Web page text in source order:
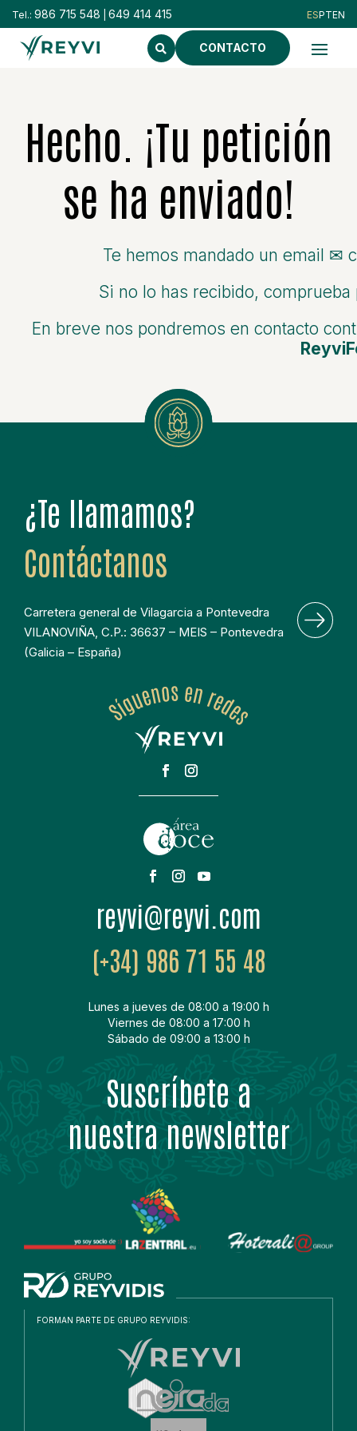
Tel.: 986 715 548 649 414 415
CONTACTO
Hecho. ¡Tu petición
se ha enviado!
Te hemos mandado un email ✉
Si no lo has recibido,
En breve nos pondremos en contacto
¿Te llamamos?
Contáctanos
Carretera general de Vilagarcia a Pontevedra
VILANOVIÑA, C.P.: 36637 – MEIS – Pontevedra
(Galicia – España)
moc.ivyer@ivyer
(+34) 986 71 55 48
Lunes a jueves de 08:00 a 19:00 h
Viernes de 08:00 a 17:00 h
Sábado de 09:00 a 13:00 h
Suscríbete a
nuestra newsletter